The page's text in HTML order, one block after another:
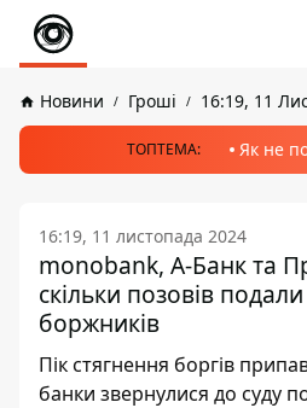
Новини Гроші 16:19, 11
ТОПТЕМА: Як не
16:19, 11 листопада 2024
monobank, А-Банк та
скільки позовів
боржників
Пік стягнення боргів
банки звернулися до суду